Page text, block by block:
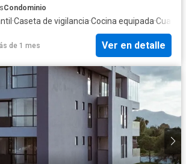
Condominio
·Caseta de vigilancia·Cocina equipada·Cuarto
de 1 mes Ver en detalle